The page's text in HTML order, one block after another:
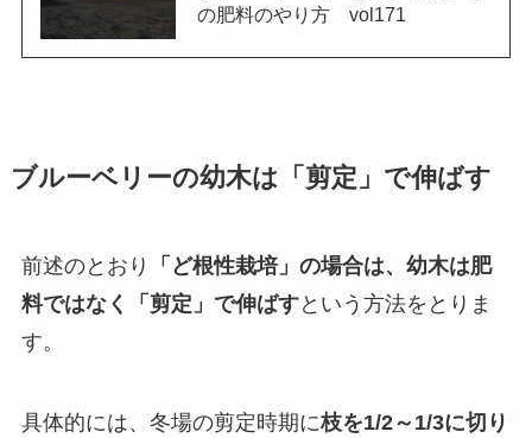
の肥料のやり方 vol171
ブルーベリーの幼木は「剪定」で伸ばす
前述のとおり
「ど根性栽培」の場合は、幼木は肥
料ではなく「剪定」で伸ばすという方法をとりま
す。
具体的には、冬場の剪定時期に枝を1/2～1/3に切り